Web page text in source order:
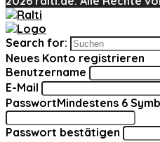
Search for:
Neues Konto registrieren
Benutzername
E-Mail
PasswortMindestens 6
Passwort bestätigen